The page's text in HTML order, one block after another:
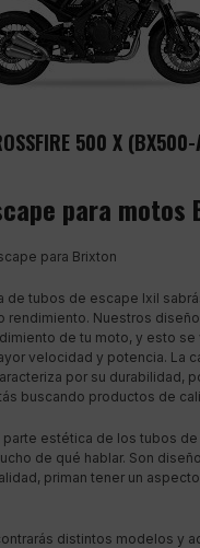
500 X
para motos
para Brixton
de tubos de escape Ixil
rendimiento. Nuestros
de tu moto, y esto
velocidad y potencia. La
por su durabilidad,
buscando productos de
parte estética de los tubos
de qué hablar. Son
priman tener un
distintos modelos y